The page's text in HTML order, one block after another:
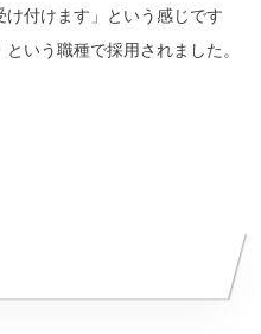
付けます」という感じです
という職種で採用されました。